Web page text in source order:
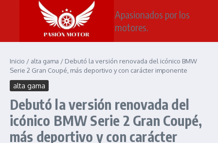
Saltar al contenido
Apasionados por los
motores.
Inicio / alta gama / Debutó la versión renovada del icónico BMW
Serie 2 Gran Coupé, más deportivo y con carácter imponente
alta gama
Debutó la versión renovada del
icónico BMW Serie 2 Gran Coupé,
más deportivo y con carácter